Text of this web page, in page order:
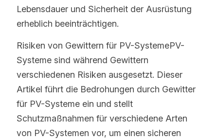
Lebensdauer und Sicherheit der Ausrüstung
erheblich beeinträchtigen.
Risiken von Gewittern für PV-SystemePV-
Systeme sind während Gewittern
verschiedenen Risiken ausgesetzt. Dieser
Artikel führt die Bedrohungen durch Gewitter
für PV-Systeme ein und stellt
Schutzmaßnahmen für verschiedene Arten
von PV-Systemen vor, um einen sicheren